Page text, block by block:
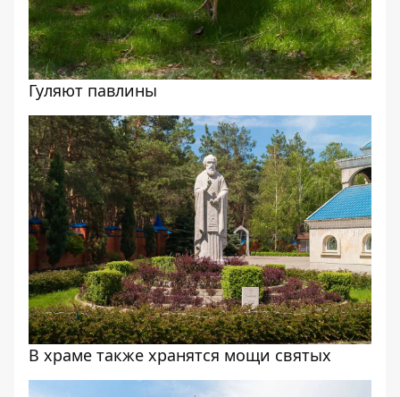
Гуляют павлины
В храме также хранятся мощи святых